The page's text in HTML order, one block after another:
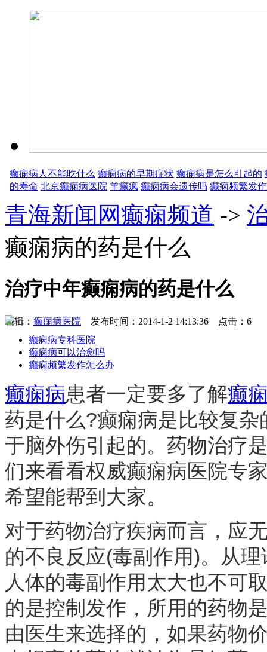
癫痫病人不能吃什么 癫痫病的早期症状 癫痫病是怎么引起的
的寿命 北京癫痫病医院 羊癫疯 癫痫病会遗传吗 癫痫频繁发
青海新闻网癫痫频道 ->
癫痫病的药是什么
治疗中年癫痫病的药是什么
编辑： 癫痫病医院 发布时间：2014-1-2 14:13:36 点击：6
癫痫病专科医院
癫痫病可以治愈吗
癫痫频繁发作怎么办
癫痫病患者一定要多了解癫
药是什么?癫痫病是比较复
于脑外伤引起的。药物治疗
们来看看权威癫痫病医院专
希望能帮到大家。
对于药物治疗疾病而言，应
的不良反应(毒副作用)。从
人体的毒副作用太大也不可
的是控制发作，所用的药物
由医生来选择的，如果药物